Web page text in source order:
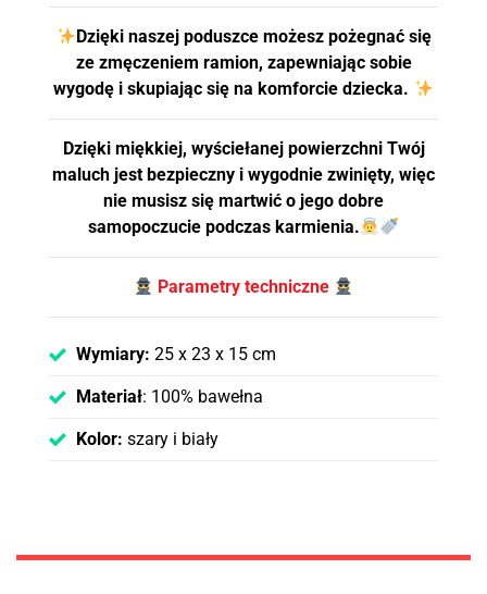
Dzięki naszej poduszce możesz pożegnać się
ze zmęczeniem ramion, zapewniając sobie
wygodę i skupiając się na komforcie dziecka.
Dzięki miękkiej, wyściełanej powierzchni Twój
maluch jest bezpieczny i wygodnie zwinięty, więc
nie musisz się martwić o jego dobre
samopoczucie podczas karmienia.
Parametry techniczne
Wymiary: 25 x 23 x 15 cm
Materiał: 100% bawełna
Kolor: szary i biały